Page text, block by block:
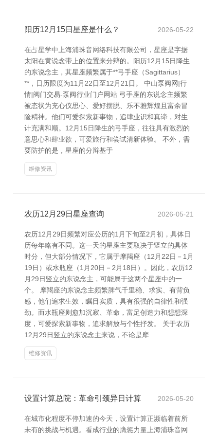
阳历12月15日星座是什么？ 2026-05-22
在占星学中上海浦珠音网络科技有限公司，星座是字据
太阳在黄说念带上的位置来分辩的。阳历12月15日降生
的东说念主，其星座频繁属于**弓手座（Sagittarius）
**，日历限度为11月22日至12月21日。 中山泵阀网|行
情|阀门交易-泵阀行业门户网站 弓手座的东说念主频繁
被态状为充心仪思心、爱好摆脱、乐不雅辉煌且富余冒
险精神。他们可爱探索新事物，追肆业识和真谛，对生
计充满和顺。12月15日降生的弓手座，往往具有激烈的
意思心和肆业欲，可爱旅行和尝试清新体验。 不外，需
要防护的是，星座的分辩基于
维修资讯
农历12月29日星座查询 2026-05-21
农历12月29日频繁对应公历的1月下旬至2月初，具体日
历每年略有不同。这一天的星座主要取决于竖立的具体
时分，但大部分情况下，它属于摩羯座（12月22日－1月
19日）或水瓶座（1月20日－2月18日）。因此，农历12
月29日竖立的东说念主，可能属于这两个星座中的一
个。 摩羯座的东说念主频繁脾气千里稳、求实、有背负
感，他们追求生效，瞩目实质，具有很强的自律性和强
劲。而水瓶座则愈加沉寂、革命，富足创造力和想想深
度，可爱探索新事物，追求解放与个性抒发。 关于农历
12月29日竖立的东说念主来说，不论是摩
维修资讯
设置计算总院：革命引颈异日计算 2026-05-20
在城市化程度不停加速的今天，设置计算正濒临着前所
未有的挑战与机遇。看成行业的膺惩力量上海浦珠音网